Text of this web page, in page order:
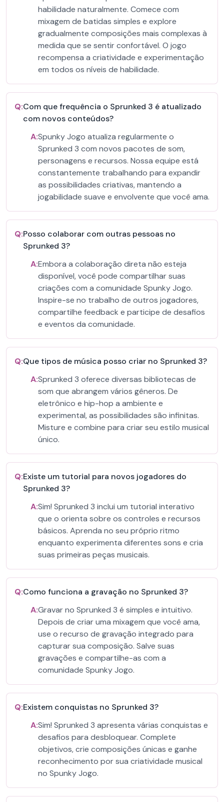
habilidade naturalmente. Comece com
mixagem de batidas simples e explore
gradualmente composições mais complexas à
medida que se sentir confortável. O jogo
recompensa a criatividade e experimentação
em todos os níveis de habilidade.
Q:Com que frequência o Sprunked 3 é atualizado
com novos conteúdos?
A:Spunky Jogo atualiza regularmente o
Sprunked 3 com novos pacotes de som,
personagens e recursos. Nossa equipe está
constantemente trabalhando para expandir
as possibilidades criativas, mantendo a
jogabilidade suave e envolvente que você ama.
Q:Posso colaborar com outras pessoas no
Sprunked 3?
A:Embora a colaboração direta não esteja
disponível, você pode compartilhar suas
criações com a comunidade Spunky Jogo.
Inspire-se no trabalho de outros jogadores,
compartilhe feedback e participe de desafios
e eventos da comunidade.
Q:Que tipos de música posso criar no Sprunked 3?
A:Sprunked 3 oferece diversas bibliotecas de
som que abrangem vários gêneros. De
eletrônico e hip-hop a ambiente e
experimental, as possibilidades são infinitas.
Misture e combine para criar seu estilo musical
único.
Q:Existe um tutorial para novos jogadores do
Sprunked 3?
A:Sim! Sprunked 3 inclui um tutorial interativo
que o orienta sobre os controles e recursos
básicos. Aprenda no seu próprio ritmo
enquanto experimenta diferentes sons e cria
suas primeiras peças musicais.
Q:Como funciona a gravação no Sprunked 3?
A:Gravar no Sprunked 3 é simples e intuitivo.
Depois de criar uma mixagem que você ama,
use o recurso de gravação integrado para
capturar sua composição. Salve suas
gravações e compartilhe-as com a
comunidade Spunky Jogo.
Q:Existem conquistas no Sprunked 3?
A:Sim! Sprunked 3 apresenta várias conquistas e
desafios para desbloquear. Complete
objetivos, crie composições únicas e ganhe
reconhecimento por sua criatividade musical
no Spunky Jogo.